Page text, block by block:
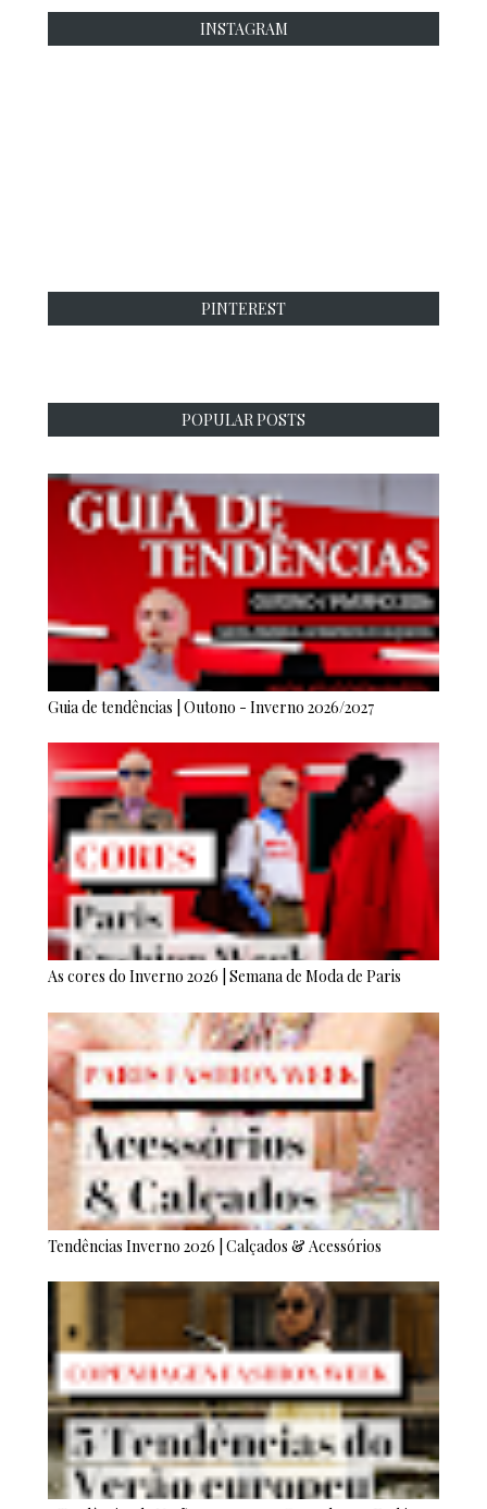
INSTAGRAM
PINTEREST
POPULAR POSTS
Guia de tendências | Outono - Inverno 2026/2027
As cores do Inverno 2026 | Semana de Moda de Paris
Tendências Inverno 2026 | Calçados & Acessórios